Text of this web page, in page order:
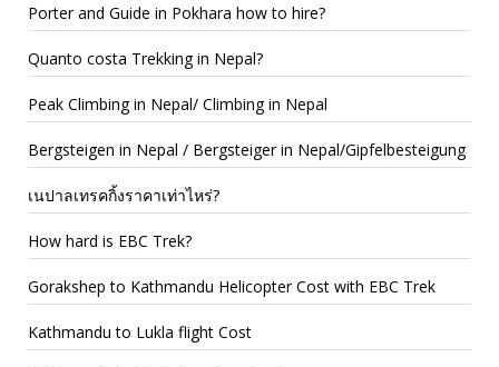
Porter and Guide in Pokhara how to hire?
Quanto costa Trekking in Nepal?
Peak Climbing in Nepal/ Climbing in Nepal
Bergsteigen in Nepal / Bergsteiger in Nepal/Gipfelbesteigung
เนปาลเทรคกิ้งราคาเท่าไหร่?
How hard is EBC Trek?
Gorakshep to Kathmandu Helicopter Cost with EBC Trek
Kathmandu to Lukla flight Cost